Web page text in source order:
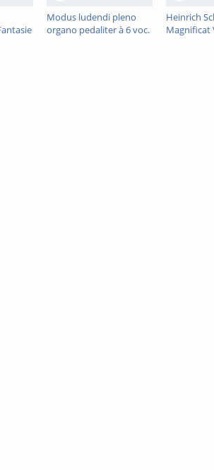
Modus ludendi pleno
organo pedaliter à 6 voc.
Heinrich
Magnificat